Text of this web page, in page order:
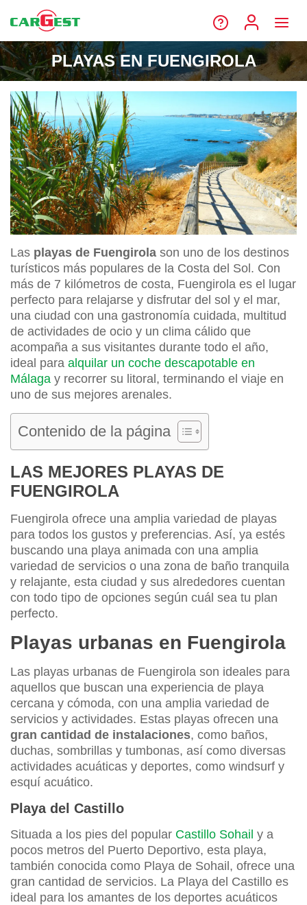
PLAYAS EN FUENGIROLA
Las playas de Fuengirola son uno de los destinos
turísticos más populares de la Costa del Sol. Con
más de 7 kilómetros de costa, Fuengirola es el lugar
perfecto para relajarse y disfrutar del sol y el mar,
una ciudad con una gastronomía cuidada, multitud
de actividades de ocio y un clima cálido que
acompaña a sus visitantes durante todo el año,
ideal para alquilar un coche descapotable en
Málaga y recorrer su litoral, terminando el viaje en
uno de sus mejores arenales.
Contenido de la página
LAS MEJORES PLAYAS DE
FUENGIROLA
Fuengirola ofrece una amplia variedad de playas
para todos los gustos y preferencias. Así, ya estés
buscando una playa animada con una amplia
variedad de servicios o una zona de baño tranquila
y relajante, esta ciudad y sus alrededores cuentan
con todo tipo de opciones según cuál sea tu plan
perfecto.
Playas urbanas en Fuengirola
Las playas urbanas de Fuengirola son ideales para
aquellos que buscan una experiencia de playa
cercana y cómoda, con una amplia variedad de
servicios y actividades. Estas playas ofrecen una
gran cantidad de instalaciones, como baños,
duchas, sombrillas y tumbonas, así como diversas
actividades acuáticas y deportes, como windsurf y
esquí acuático.
Playa del Castillo
Situada a los pies del popular Castillo Sohail y a
pocos metros del Puerto Deportivo, esta playa,
también conocida como Playa de Sohail, ofrece una
gran cantidad de servicios. La Playa del Castillo es
ideal para los amantes de los deportes acuáticos